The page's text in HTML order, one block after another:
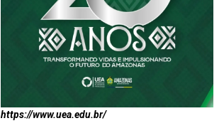
https://www.uea.edu.br/